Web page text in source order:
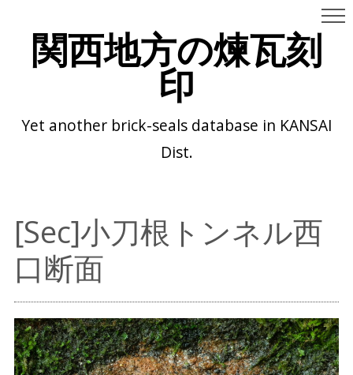
関西地方の煉瓦刻
印
Yet another brick-seals database in KANSAI
Dist.
[Sec]小刀根トンネル西
口断面